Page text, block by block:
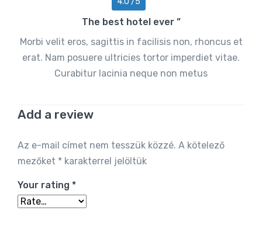
The best hotel ever ”
Morbi velit eros, sagittis in facilisis non, rhoncus et
erat. Nam posuere ultricies tortor imperdiet vitae.
Curabitur lacinia neque non metus
Add a review
Az e-mail címet nem tesszük közzé. A kötelező
mezőket * karakterrel jelöltük
Your rating *
Alternative: